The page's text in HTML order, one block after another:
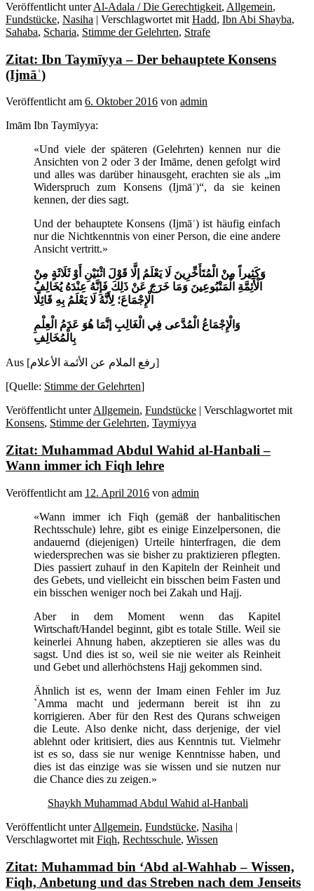
Veröffentlicht unter Al-Adala / Die Gerechtigkeit, Allgemein,
Fundstücke, Nasiha | Verschlagwortet mit Hadd, Ibn Abi Shayba,
Sahaba, Scharia, Stimme der Gelehrten, Strafe
Zitat: Ibn Taymīyya – Der behauptete Konsens
(Ijmāʿ)
Veröffentlicht am 6. Oktober 2016 von admin
Imām Ibn Taymīyya:
«Und viele der späteren (Gelehrten) kennen nur die
Ansichten von 2 oder 3 der Imāme, denen gefolgt wird
und alles was darüber hinausgeht, erachten sie als „im
Widerspruch zum Konsens (Ijmāʿ)“, da sie keinen
kennen, der dies sagt.
Und der behauptete Konsens (Ijmāʿ) ist häufig einfach
nur die Nichtkenntnis von einer Person, die eine andere
Ansicht vertritt.»
وَكَثِيراً مِنْ الْمُتَأَخِّرِينَ لَا يَعْلَمُ إلَّا قَوْلَ اثْنَيْنِ أَوْ ثَلَاثَةٍ مِنْ
الْأَئِمَّةِ الْمَتْبُوعِينَ وَمَا خَرَجَ عَنْ ذَلِكَ فَإِنَّهُ عِنْدَهُ يُخَالِفُ
الْإِجْمَاعَ؛ لِأَنَّهُ لَا يَعْلَمُ بِهِ قَائِلًا
وَالْإِجْمَاعُ الْمُدَّعى فِي الْغَالِبِ إنَّمَا هُوَ عَدَمُ الْعِلْمِ
بِالْمُخَالِفِ
Aus [رفع الملام عن الأئمة الأعلام]
[Quelle: Stimme der Gelehrten]
Veröffentlicht unterAllgemein, Fundstücke | Verschlagwortet mit
Konsens, Stimme der Gelehrten, Taymiyya
Zitat: Muhammad Abdul Wahid al-Hanbali –
Wann immer ich Fiqh lehre
Veröffentlicht am 12. April 2016 von admin
«Wann immer ich Fiqh (gemäß der hanbalitischen
Rechtsschule) lehre, gibt es einige Einzelpersonen, die
andauernd (diejenigen) Urteile hinterfragen, die dem
wiedersprechen was sie bisher zu praktizieren pflegten.
Dies passiert zuhauf in den Kapiteln der Reinheit und
des Gebets, und vielleicht ein bisschen beim Fasten und
ein bisschen weniger noch bei Zakah und Hajj.
Aber in dem Moment wenn das Kapitel
Wirtschaft/Handel beginnt, gibt es totale Stille. Weil sie
keinerlei Ahnung haben, akzeptieren sie alles was du
sagst. Und dies ist so, weil sie nie weiter als Reinheit
und Gebet und allerhöchstens Hajj gekommen sind.
Ähnlich ist es, wenn der Imam einen Fehler im Juz
`Amma macht und jedermann bereit ist ihn zu
korrigieren. Aber für den Rest des Qurans schweigen
die Leute. Also denke nicht, dass derjenige, der viel
ablehnt oder kritisiert, dies aus Kenntnis tut. Vielmehr
ist es so, dass sie nur wenige Kenntnisse haben, und
dies ist das einzige was sie wissen und sie nutzen nur
die Chance dies zu zeigen.»
Shaykh Muhammad Abdul Wahid al-Hanbali
Veröffentlicht unter Allgemein, Fundstücke, Nasiha |
Verschlagwortet mit Fiqh, Rechtsschule, Wissen
Zitat: Muhammad bin ‘Abd al-Wahhab – Wissen,
Fiqh, Anbetung und das Streben nach dem Jenseits